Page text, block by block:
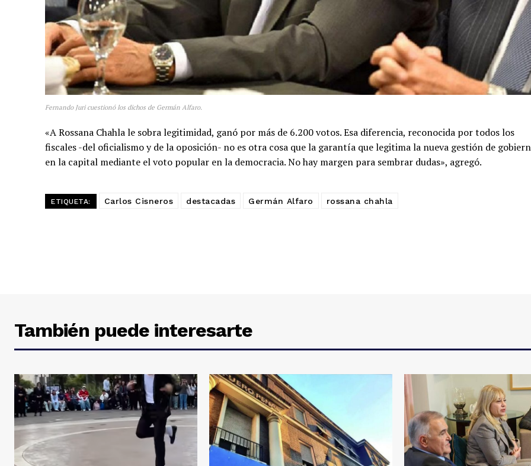
Fernando Juri cuestionó los dichos de Germán Alfaro.
«A Rossana Chahla le sobra legitimidad, ganó por más de 6.200 votos. Esa diferencia, reconocida por todos los
fiscales -del oficialismo y de la oposición- no es otra cosa que la garantía que legitima la nueva gestión de
en la capital mediante el voto popular en la democracia. No hay margen para sembrar dudas», agregó.
ETIQUETA: Carlos Cisneros destacadas Germán Alfaro rossana chahla
También puede interesarte